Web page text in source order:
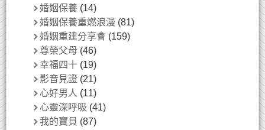
婚姻保養 (14)
婚姻保養重燃浪漫 (81)
婚姻重建分享會 (159)
尊榮父母 (46)
幸福四十 (19)
影音見證 (21)
心好男人 (11)
心靈深呼吸 (41)
我的寶貝 (87)